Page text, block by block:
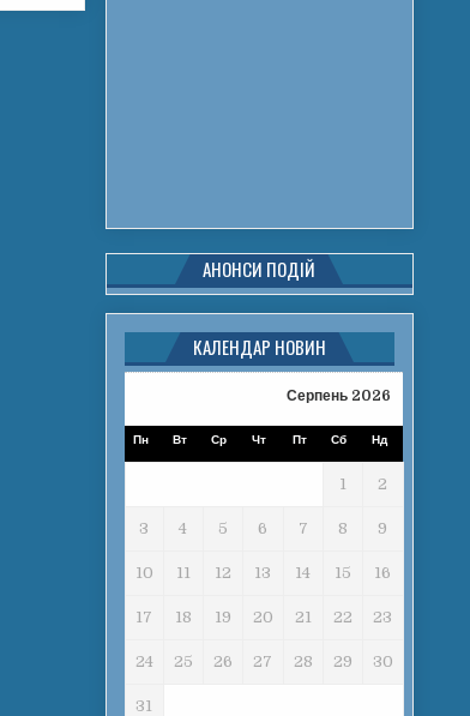
АНОНСИ ПОДІЙ
КАЛЕНДАР НОВИН
Серпень 2026
Пн Вт Ср Чт Пт Сб Нд
1 2
3 4 5 6 7 8 9
10 11 12 13 14 15 16
17 18 19 20 21 22 23
24 25 26 27 28 29 30
31